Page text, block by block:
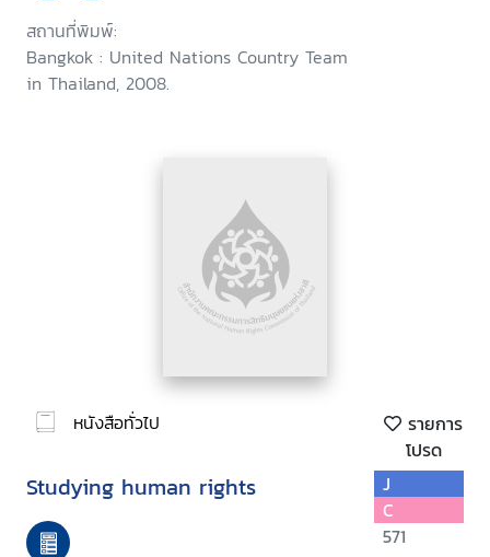
สถานที่พิมพ์:
Bangkok : United Nations Country Team
in Thailand, 2008.
หนังสือทั่วไป
รายการ
โปรด
Studying human rights
J
C
571